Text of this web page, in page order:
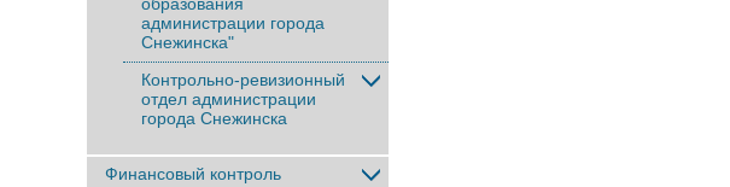
администрации города
Снежинска"
Контрольно-ревизионный
отдел администрации
города Снежинска
Финансовый контроль